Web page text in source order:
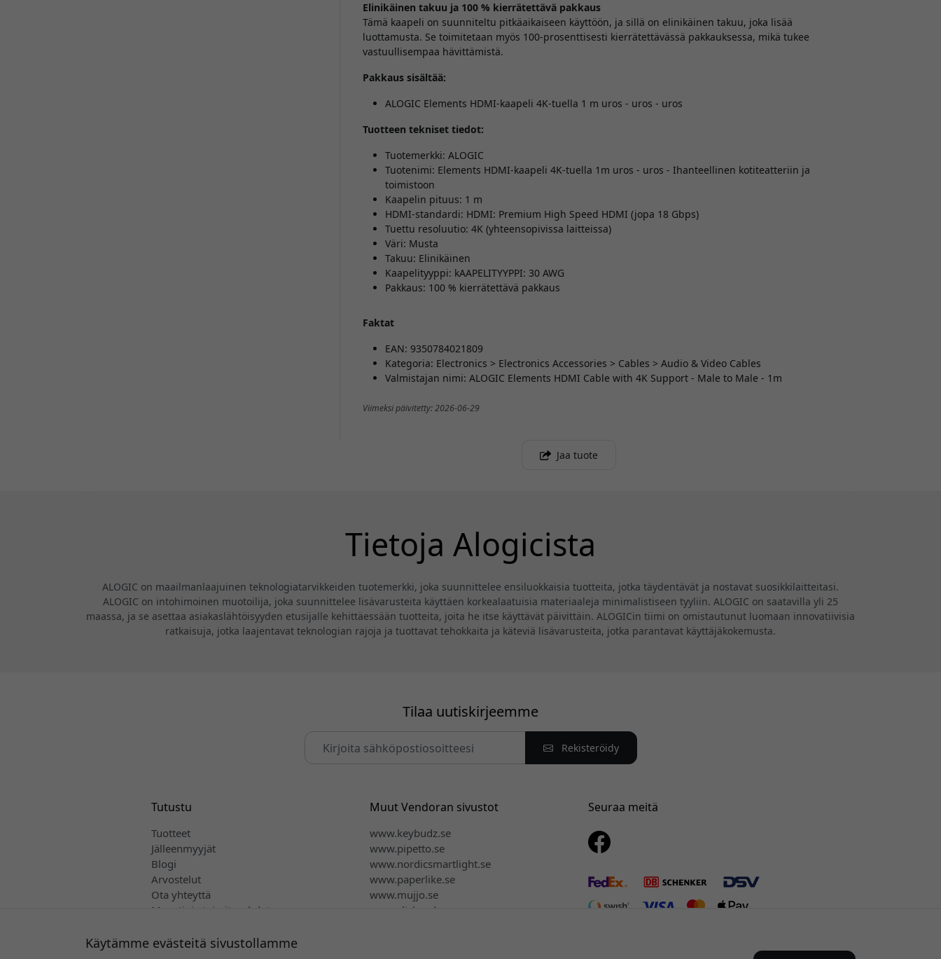
Elinikäinen takuu ja 100 % kierrätettävä pakkaus
Tämä kaapeli on suunniteltu pitkäaikaiseen käyttöön, ja sillä on elinikäinen takuu, joka lisää
luottamusta. Se toimitetaan myös 100-prosenttisesti kierrätettävässä pakkauksessa, mikä tukee
vastuullisempaa hävittämistä.
Pakkaus sisältää:
ALOGIC Elements HDMI-kaapeli 4K-tuella 1 m uros - uros - uros
Tuotteen tekniset tiedot:
Tuotemerkki: ALOGIC
Tuotenimi: Elements HDMI-kaapeli 4K-tuella 1m uros - uros - Ihanteellinen kotiteatteriin ja
toimistoon
Kaapelin pituus: 1 m
HDMI-standardi: HDMI: Premium High Speed HDMI (jopa 18 Gbps)
Tuettu resoluutio: 4K (yhteensopivissa laitteissa)
Väri: Musta
Takuu: Elinikäinen
Kaapelityyppi: kAAPELITYYPPI: 30 AWG
Pakkaus: 100 % kierrätettävä pakkaus
Faktat
EAN: 9350784021809
Kategoria: Electronics > Electronics Accessories > Cables > Audio & Video Cables
Valmistajan nimi: ALOGIC Elements HDMI Cable with 4K Support - Male to Male - 1m
Viimeksi päivitetty: 2026-06-29
Jaa tuote
Tietoja Alogicista
ALOGIC on maailmanlaajuinen teknologiatarvikkeiden tuotemerkki, joka suunnittelee ensiluokkaisia tuotteita, jotka täydentävät ja nostavat suosikkilaitteitasi.
ALOGIC on intohimoinen muotoilija, joka suunnittelee lisävarusteita käyttäen korkealaatuisia materiaaleja minimalistiseen tyyliin. ALOGIC on saatavilla yli 25
maassa, ja se asettaa asiakaslähtöisyyden etusijalle kehittäessään tuotteita, joita he itse käyttävät päivittäin. ALOGICin tiimi on omistautunut luomaan innovatiivisia
ratkaisuja, jotka laajentavat teknologian rajoja ja tuottavat tehokkaita ja käteviä lisävarusteita, jotka parantavat käyttäjäkokemusta.
Tilaa uutiskirjeemme
Rekisteröidy
Tutustu
Tuotteet
Jälleenmyyjät
Blogi
Arvostelut
Ota yhteyttä
Myynti- ja toimitusehdot
Muut Vendoran sivustot
www.keybudz.se
www.pipetto.se
www.nordicsmartlight.se
www.paperlike.se
www.mujjo.se
www.clickandgrow.se
Seuraa meitä
Käytämme evästeitä sivustollamme